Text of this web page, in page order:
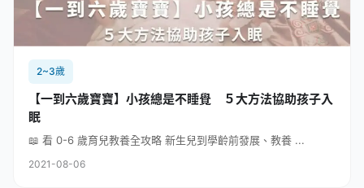
2~3歲
【一到六歲寶寶】小孩總是不睡覺 ５大方法協助孩子入
眠
📖 看 0-6 歲育兒教養全攻略 新生兒到學齡前發展、教養 ...
2021-08-06